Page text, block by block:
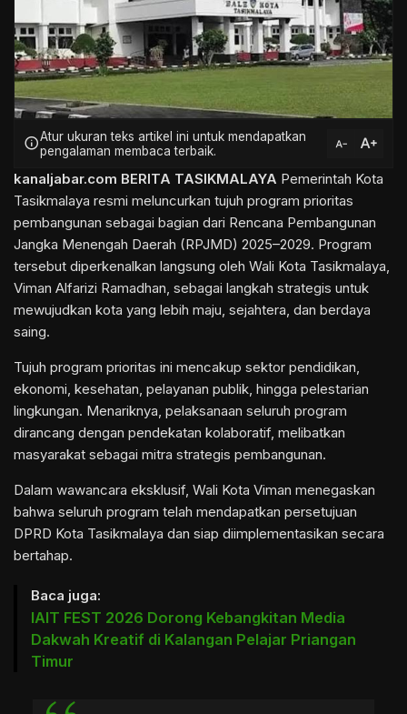
infoAtur ukuran teks artikel ini untuk mendapatkan
pengalaman membaca terbaik.
text_decrease text_increase
kanaljabar.com BERITA TASIKMALAYA Pemerintah Kota
Tasikmalaya resmi meluncurkan tujuh program prioritas
pembangunan sebagai bagian dari Rencana Pembangunan
Jangka Menengah Daerah (RPJMD) 2025–2029. Program
tersebut diperkenalkan langsung oleh Wali Kota Tasikmalaya,
Viman Alfarizi Ramadhan, sebagai langkah strategis untuk
mewujudkan kota yang lebih maju, sejahtera, dan berdaya
saing.
Tujuh program prioritas ini mencakup sektor pendidikan,
ekonomi, kesehatan, pelayanan publik, hingga pelestarian
lingkungan. Menariknya, pelaksanaan seluruh program
dirancang dengan pendekatan kolaboratif, melibatkan
masyarakat sebagai mitra strategis pembangunan.
Dalam wawancara eksklusif, Wali Kota Viman menegaskan
bahwa seluruh program telah mendapatkan persetujuan
DPRD Kota Tasikmalaya dan siap diimplementasikan secara
bertahap.
Baca juga:
IAIT FEST 2026 Dorong Kebangkitan Media
Dakwah Kreatif di Kalangan Pelajar Priangan
Timur